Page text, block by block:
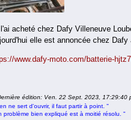
acheté chez Dafy Villeneuve
elle est annoncée chez
www.dafy-moto.com/batterie-
édition: Ven. 22 Sept. 2023, 17:29:40
ne sert d'ouvrir, il faut partir à point. "
problème bien expliqué est à moitié résolu. "